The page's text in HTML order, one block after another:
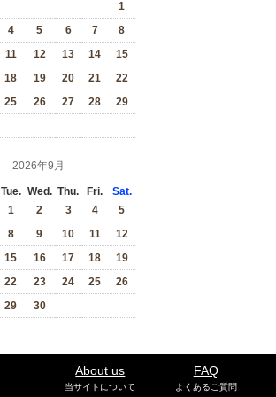
1
4 5 6 7
8
11 12 13 14
15
18 19 20 21
22
25 26 27 28
29
2026年9月
Tue. Wed. Thu. Fri.
Sat.
1
2 3 4
5
8 9 10 11
12
15 16 17 18
19
22 23 24 25
26
29 30
About us
当サイトについて
FAQ
よくあるご質問